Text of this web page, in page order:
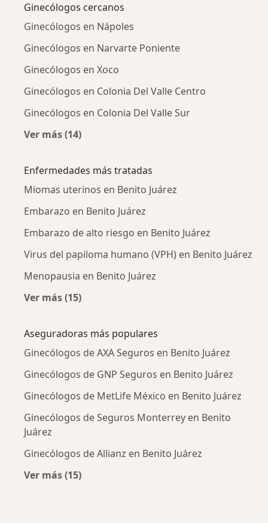
Ginecólogos cercanos
Ginecólogos en Nápoles
Ginecólogos en Narvarte Poniente
Ginecólogos en Xoco
Ginecólogos en Colonia Del Valle Centro
Ginecólogos en Colonia Del Valle Sur
Ver más (14)
Enfermedades más tratadas
Miomas uterinos en Benito Juárez
Embarazo en Benito Juárez
Embarazo de alto riesgo en Benito Juárez
Virus del papiloma humano (VPH) en Benito Juárez
Menopausia en Benito Juárez
Ver más (15)
Aseguradoras más populares
Ginecólogos de AXA Seguros en Benito Juárez
Ginecólogos de GNP Seguros en Benito Juárez
Ginecólogos de MetLife México en Benito Juárez
Ginecólogos de Seguros Monterrey en Benito
Juárez
Ginecólogos de Allianz en Benito Juárez
Ver más (15)